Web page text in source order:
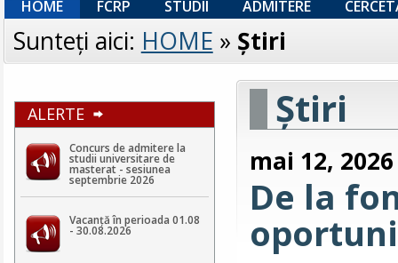
HOME FCRP STUDII ADMITERE
Sunteţi aici: HOME » Ştiri
ALERTE
Concurs de admitere la
studii universitare de
masterat - sesiunea
septembrie 2026
Vacanță în perioada 01.08
- 30.08.2026
Ştiri
mai 12, 2026
De la